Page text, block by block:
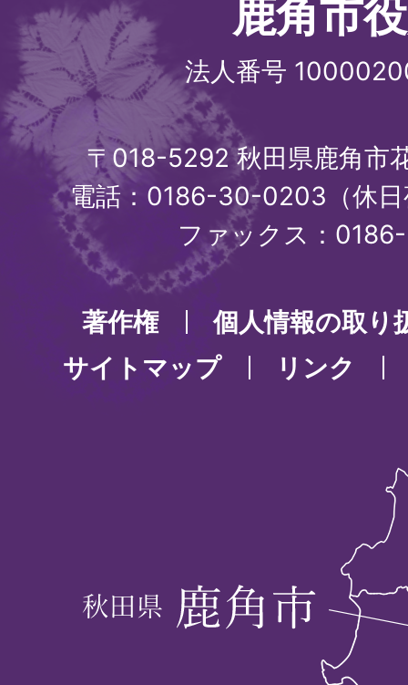
鹿角市
法人番号
〒018-5292 秋田県鹿角市
電話：0186-30-0203（休
ファックス：
著作権
個人情報の取り
サイトマップ
リンク